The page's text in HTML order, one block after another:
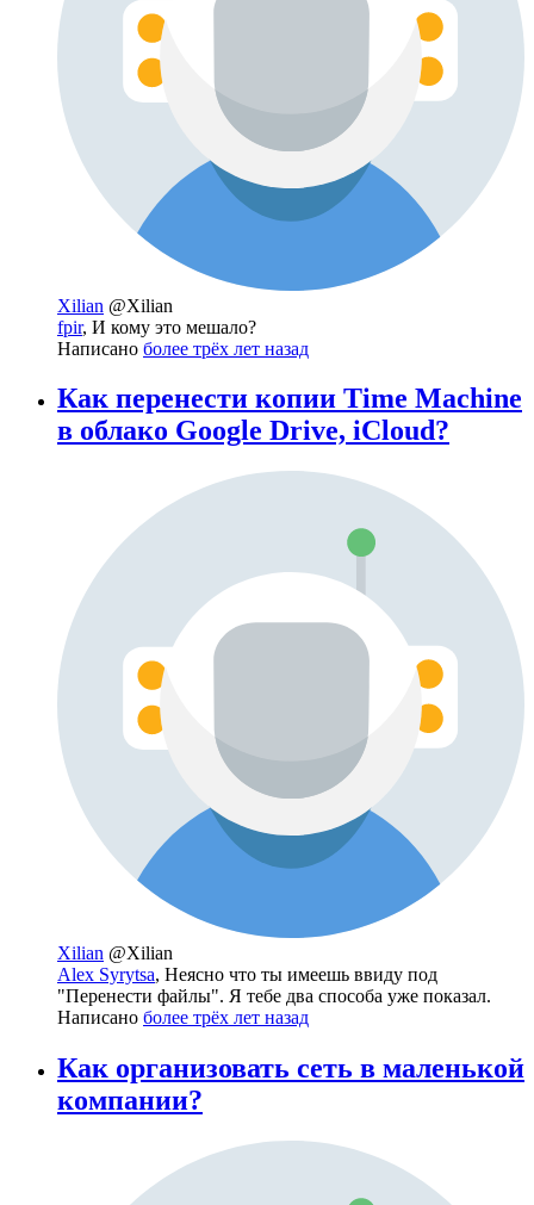
Xilian @Xilian
fpir, И кому это мешало?
Написано более трёх лет назад
Как перенести копии Time Machine
в облако Google Drive, iCloud?
Xilian @Xilian
Alex Syrytsa, Неясно что ты имеешь ввиду под
"Перенести файлы". Я тебе два способа уже показал.
Написано более трёх лет назад
Как организовать сеть в маленькой
компании?